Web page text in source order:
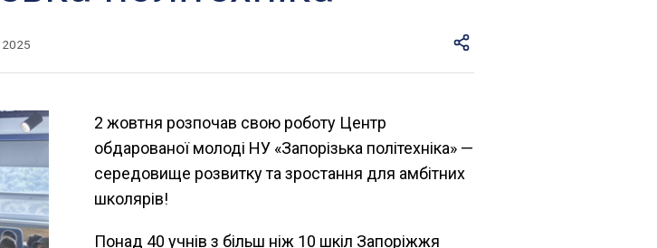
2 жовтня розпочав свою роботу Центр
обдарованої молоді НУ «Запорізька політехніка» —
середовище розвитку та зростання для амбітних
школярів!
Понад 40 учнів з більш ніж 10 шкіл Запоріжжя